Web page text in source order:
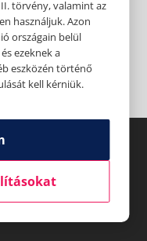
törvény, valamint az
használjuk. Azon
országain belül
ezeknek a
eszközén történő
kell kérniük.